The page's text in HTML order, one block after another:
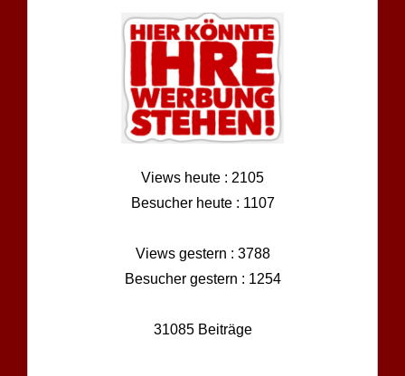
Views heute : 2105
Besucher heute : 1107
Views gestern : 3788
Besucher gestern : 1254
31085 Beiträge